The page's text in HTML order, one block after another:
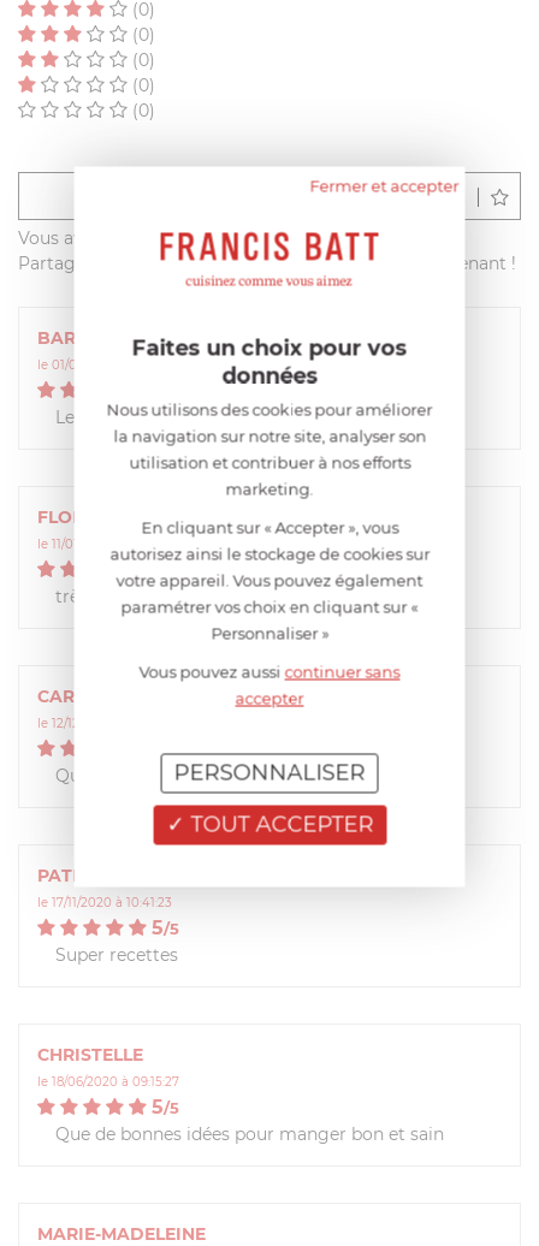
(0)
(0)
(0)
(0)
(0)
Déposer un avis
Vous avez acheté ce produit sur francisbatt.com ?
Partagez votre avis avec les autres clients dès maintenant !
BARBARA
le 01/07/2021 à 09:53:59
Les recettes donnent tres envie. Merci.
FLORENCE
le 11/01/2021 à 12:13:49
très utile
CAROLINE
le 12/12/2020 à 12:26:12
5/5
Que de bonnes recettes healthy miam je kiffe !
PATRICE
le 17/11/2020 à 10:41:23
5/5
Super recettes
CHRISTELLE
le 18/06/2020 à 09:15:27
5/5
Que de bonnes idées pour manger bon et sain
MARIE-MADELEINE
Fermer et accepter
Faites un choix pour vos
données
Nous utilisons des cookies pour améliorer
la navigation sur notre site, analyser son
utilisation et contribuer à nos efforts
marketing.
En cliquant sur « Accepter », vous
autorisez ainsi le stockage de cookies sur
votre appareil. Vous pouvez également
paramétrer vos choix en cliquant sur «
Personnaliser »
Vous pouvez aussicontinuer sans
accepter
TOUT ACCEPTER
PERSONNALISER